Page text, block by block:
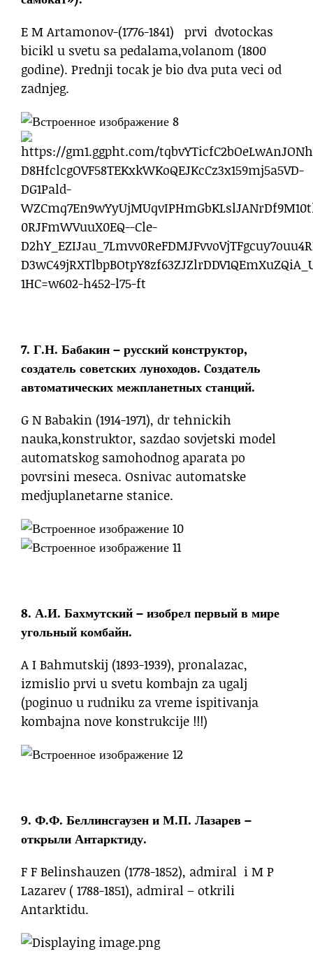
E M Artamonov-(1776-1841) prvi dvotockas
bicikl u svetu sa pedalama,volanom (1800
godine). Prednji tocak je bio dva puta veci od
zadnjeg.
7. Г.Н. Бабакин – русский конструктор,
создатель советских луноходов. Cоздатель
автоматических межпланетных станций.
G N Babakin (1914-1971), dr tehnickih
nauka,konstruktor, sazdao sovjetski model
automatskog samohodnog aparata po
povrsini meseca. Osnivac automatske
medjuplanetarne stanice.
8. А.И. Бахмутский – изобрел первый в мире
угольный комбайн.
A I Bahmutskij (1893-1939), pronalazac,
izmislio prvi u svetu kombajn za ugalj
(poginuo u rudniku za vreme ispitivanja
kombajna nove konstrukcije !!!)
9. Ф.Ф. Беллинсгаузен и М.П. Лазарев –
открыли Антарктиду.
F F Belinshauzen (1778-1852), admiral i M P
Lazarev ( 1788-1851), admiral – otkrili
Antarktidu.